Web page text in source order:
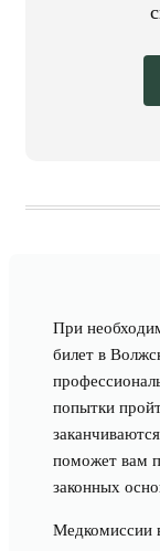
При
билет в
попытки
поможет вам
законных
Медкомиссии